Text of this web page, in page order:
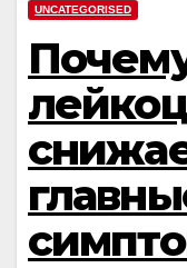
UNCATEGORISED